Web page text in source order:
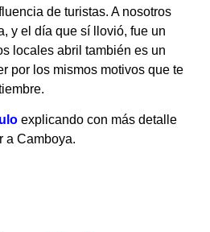
de turistas. A nosotros
y el día que sí llovió, fue un
locales abril también es un
por los mismos motivos que te
explicando con más detalle
a Camboya.